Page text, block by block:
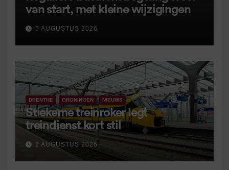
van start, met kleine wijzigingen
5 AUGUSTUS 2026
DRENTHE GRONINGEN NIEUWS
Stiekeme treinroker legt
treindienst kort stil
2 AUGUSTUS 2026